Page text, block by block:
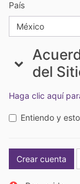
País
Acuerdo
Acuerdo con
del
Haga clic aquí
Entiendo y